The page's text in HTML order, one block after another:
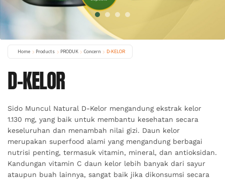
1 2 3 4
Home Products PRODUK Concern D-KELOR
D-KELOR
Sido Muncul Natural D-Kelor mengandung ekstrak kelor
1.130 mg, yang baik untuk membantu kesehatan secara
keseluruhan dan menambah nilai gizi. Daun kelor
merupakan superfood alami yang mengandung berbagai
nutrisi penting, termasuk vitamin, mineral, dan antioksidan.
Kandungan vitamin C daun kelor lebih banyak dari sayur
ataupun buah lainnya, sangat baik jika dikonsumsi secara